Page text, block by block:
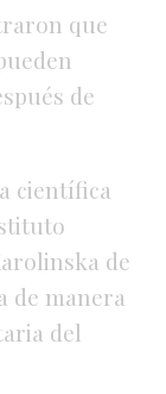
que
de
científica
de
de manera
del